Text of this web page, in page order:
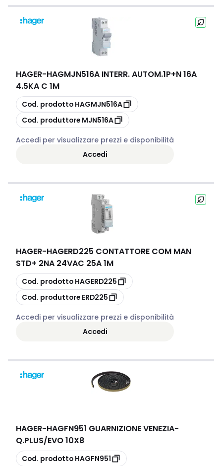
HAGER-HAGMJN516A INTERR. AUTOM.1P+N 16A
4.5KA C 1M
copia
Cod. prodotto HAGMJN516A
copia
Cod. produttore MJN516A
Accedi per visualizzare prezzi e disponibilità
Accedi
HAGER-HAGERD225 CONTATTORE COM MAN
STD+ 2NA 24VAC 25A 1M
copia
Cod. prodotto HAGERD225
copia
Cod. produttore ERD225
Accedi per visualizzare prezzi e disponibilità
Accedi
HAGER-HAGFN951 GUARNIZIONE VENEZIA-
Q.PLUS/EVO 10X8
copia
Cod. prodotto HAGFN951